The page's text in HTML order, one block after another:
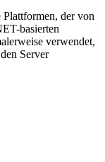
der von
basierten
verwendet,
Server